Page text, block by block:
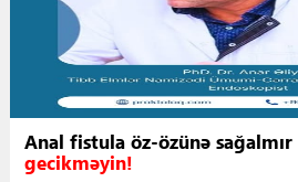
Anal fistula öz-özünə sağalmır
gecikməyin!